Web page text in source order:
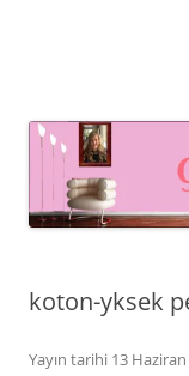
İnsan
koton-yksek
Yayın tarihi 13